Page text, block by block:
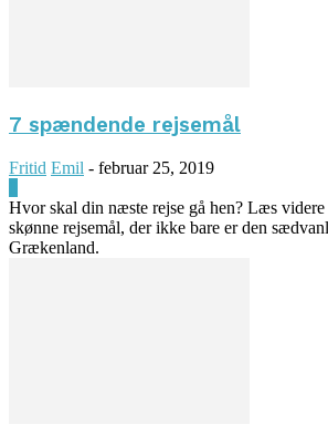
7 spændende rejsemål
Fritid Emil - februar 25, 2019
Hvor skal din næste rejse gå hen? Læs
skønne rejsemål, der ikke bare er den
Grækenland.